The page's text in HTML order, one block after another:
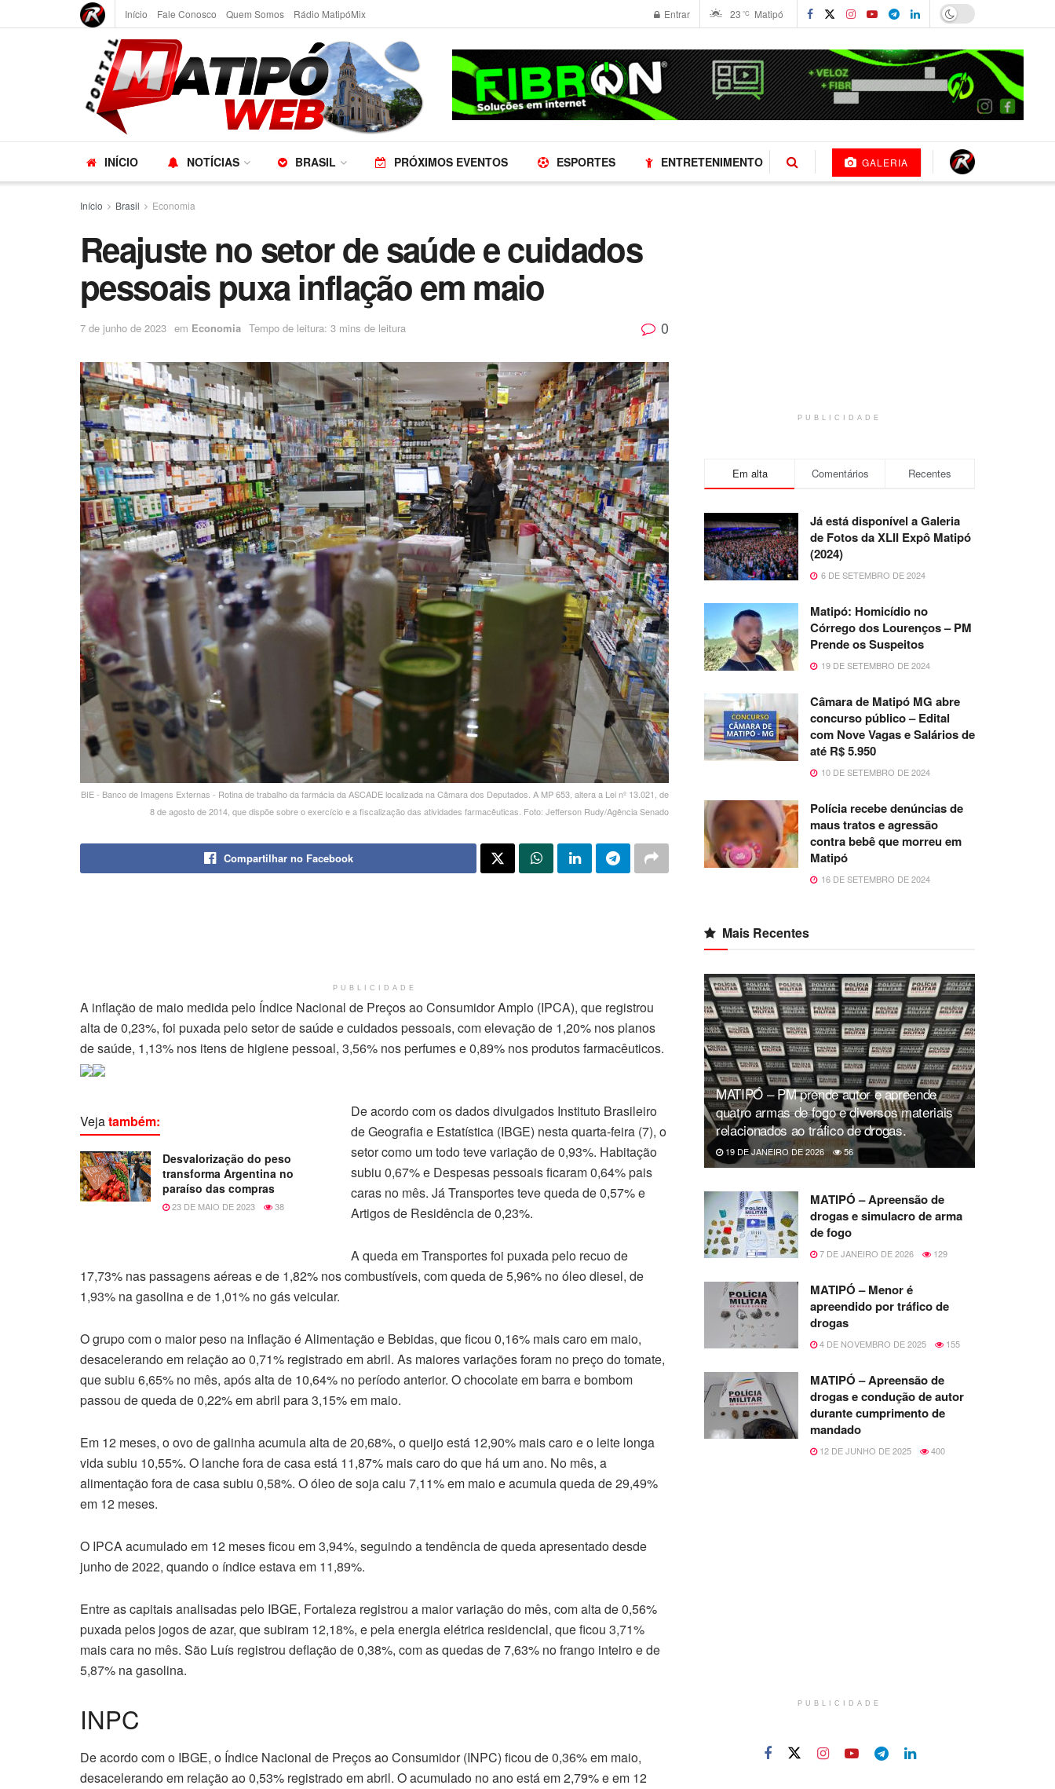
Início Fale Conosco Quem Somos Rádio MatipóMix Entrar 23 °C Matipó
INÍCIO NOTÍCIAS BRASIL PRÓXIMOS EVENTOS ESPORTES ENTRETENIMENTO GALERIA
Início Brasil Economia
Reajuste no setor de saúde e cuidados
pessoais puxa inflação em maio
7 de junho de 2023 em Economia Tempo de leitura: 3 mins de leitura 0
BIE - Banco de Imagens Externas - Rotina de trabalho da farmácia da ASCADE localizada na Câmara dos Deputados. A MP 653, altera a Lei nº 13.021, de
8 de agosto de 2014, que dispõe sobre o exercício e a fiscalização das atividades farmacêuticas. Foto: Jefferson Rudy/Agência Senado
Compartilhar no Facebook
PUBLICIDADE
A inflação de maio medida pelo Índice Nacional de Preços ao Consumidor Amplo (IPCA), que registrou
alta de 0,23%, foi puxada pelo setor de saúde e cuidados pessoais, com elevação de 1,20% nos planos
de saúde, 1,13% nos itens de higiene pessoal, 3,56% nos perfumes e 0,89% nos produtos farmacêuticos.
Vejatambém:
Desvalorização do peso
transforma Argentina no
paraíso das compras
23 DE MAIO DE 2023 38
De acordo com os dados divulgados Instituto Brasileiro
de Geografia e Estatística (IBGE) nesta quarta-feira (7), o
setor como um todo teve variação de 0,93%. Habitação
subiu 0,67% e Despesas pessoais ficaram 0,64% pais
caras no mês. Já Transportes teve queda de 0,57% e
Artigos de Residência de 0,23%.
A queda em Transportes foi puxada pelo recuo de
17,73% nas passagens aéreas e de 1,82% nos combustíveis, com queda de 5,96% no óleo diesel, de
1,93% na gasolina e de 1,01% no gás veicular.
O grupo com o maior peso na inflação é Alimentação e Bebidas, que ficou 0,16% mais caro em maio,
desacelerando em relação ao 0,71% registrado em abril. As maiores variações foram no preço do tomate,
que subiu 6,65% no mês, após alta de 10,64% no período anterior. O chocolate em barra e bombom
passou de queda de 0,22% em abril para 3,15% em maio.
Em 12 meses, o ovo de galinha acumula alta de 20,68%, o queijo está 12,90% mais caro e o leite longa
vida subiu 10,55%. O lanche fora de casa está 11,87% mais caro do que há um ano. No mês, a
alimentação fora de casa subiu 0,58%. O óleo de soja caiu 7,11% em maio e acumula queda de 29,49%
em 12 meses.
O IPCA acumulado em 12 meses ficou em 3,94%, seguindo a tendência de queda apresentado desde
junho de 2022, quando o índice estava em 11,89%.
Entre as capitais analisadas pelo IBGE, Fortaleza registrou a maior variação do mês, com alta de 0,56%
puxada pelos jogos de azar, que subiram 12,18%, e pela energia elétrica residencial, que ficou 3,71%
mais cara no mês. São Luís registrou deflação de 0,38%, com as quedas de 7,63% no frango inteiro e de
5,87% na gasolina.
INPC
De acordo com o IBGE, o Índice Nacional de Preços ao Consumidor (INPC) ficou de 0,36% em maio,
desacelerando em relação ao 0,53% registrado em abril. O acumulado no ano está em 2,79% e em 12
PUBLICIDADE
Em alta Comentários Recentes
Já está disponível a Galeria
de Fotos da XLII Expô Matipó
(2024)
6 DE SETEMBRO DE 2024
Matipó: Homicídio no
Córrego dos Lourenços – PM
Prende os Suspeitos
19 DE SETEMBRO DE 2024
Câmara de Matipó MG abre
concurso público – Edital
com Nove Vagas e Salários de
até R$ 5.950
10 DE SETEMBRO DE 2024
Polícia recebe denúncias de
maus tratos e agressão
contra bebê que morreu em
Matipó
16 DE SETEMBRO DE 2024
Mais Recentes
MATIPÓ – PM prende autor e apreende
quatro armas de fogo e diversos materiais
relacionados ao tráfico de drogas.
19 DE JANEIRO DE 2026 56
MATIPÓ – Apreensão de
drogas e simulacro de arma
de fogo
7 DE JANEIRO DE 2026 129
MATIPÓ – Menor é
apreendido por tráfico de
drogas
4 DE NOVEMBRO DE 2025 155
MATIPÓ – Apreensão de
drogas e condução de autor
durante cumprimento de
mandado
12 DE JUNHO DE 2025 400
PUBLICIDADE